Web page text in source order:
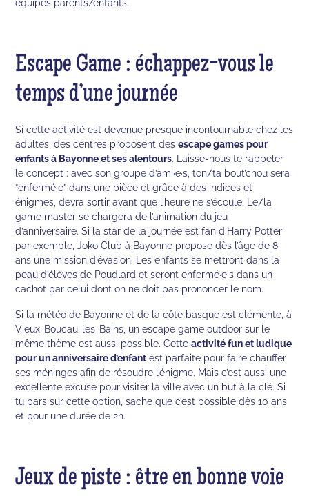
équipes parents/enfants.
Escape Game : échappez-vous le
temps d’une journée
Si cette activité est devenue presque incontournable chez les
adultes, des centres proposent desescape games pour
enfants à Bayonne et ses alentours. Laisse-nous te rappeler
le concept : avec son groupe d’ami·e·s, ton/ta bout’chou sera
“enfermé·e” dans une pièce et grâce à des indices et
énigmes, devra sortir avant que l’heure ne s’écoule. Le/la
game master se chargera de l’animation du jeu
d’anniversaire. Si la star de la journée est fan d’Harry Potter
par exemple, Joko Club à Bayonne propose dès l’âge de 8
ans une mission d’évasion. Les enfants se mettront dans la
peau d’élèves de Poudlard et seront enfermé·e·s dans un
cachot par celui dont on ne doit pas prononcer le nom.
Si la météo de Bayonne et de la côte basque est clémente, à
Vieux-Boucau-les-Bains, un escape game outdoor sur le
même thème est aussi possible. Cetteactivité fun et ludique
pour un anniversaire d’enfant est parfaite pour faire chauffer
ses méninges afin de résoudre l’énigme. Mais c’est aussi une
excellente excuse pour visiter la ville avec un but à la clé. Si
tu pars sur cette option, sache que c’est possible dès 10 ans
et pour une durée de 2h.
Jeux de piste : être en bonne voie